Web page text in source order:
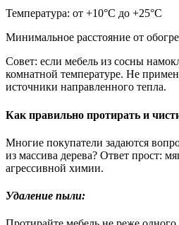
Температура: от +10°С до +25°С
Минимальное расстояние от
Совет: если мебель из сосны
комнатной температуре. Не
источники направленного тепла.
Как правильно протирать и
Многие покупатели задаются
из массива дерева? Ответ прост:
агрессивной химии.
Удаление пыли: